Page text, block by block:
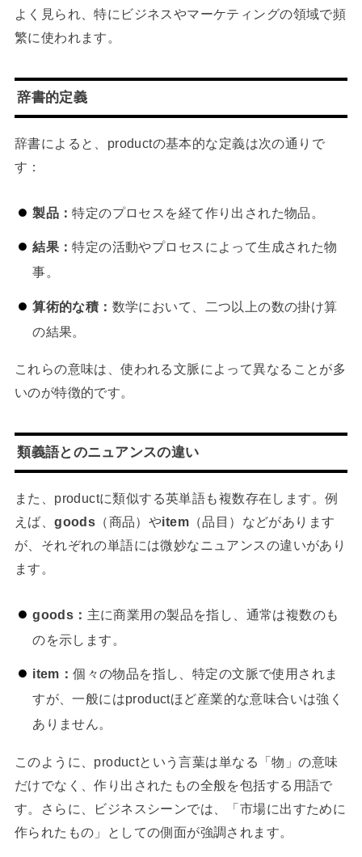
よく見られ、特にビジネスやマーケティングの領域で頻
繁に使われます。
辞書的定義
辞書によると、productの基本的な定義は次の通りで
す：
製品：特定のプロセスを経て作り出された物品。
結果：特定の活動やプロセスによって生成された物
事。
算術的な積： 数学において、二つ以上の数の掛け算
の結果。
これらの意味は、使われる文脈によって異なることが多
いのが特徴的です。
類義語とのニュアンスの違い
また、productに類似する英単語も複数存在します。例
えば、goods （商品）やitem（品目）などがあります
が、それぞれの単語には微妙なニュアンスの違いがあり
ます。
goods： 主に商業用の製品を指し、通常は複数のも
のを示します。
item：個々の物品を指し、特定の文脈で使用されま
すが、一般にはproductほど産業的な意味合いは強く
ありません。
このように、productという言葉は単なる「物」の意味
だけでなく、作り出されたもの全般を包括する用語で
す。さらに、ビジネスシーンでは、「市場に出すために
作られたもの」としての側面が強調されます。